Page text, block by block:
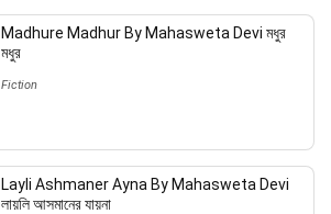
Madhure Madhur By Mahasweta Devi মধুর
মধুর
Fiction
Layli Ashmaner Ayna By Mahasweta Devi
লায়লি আসমানের যায়না